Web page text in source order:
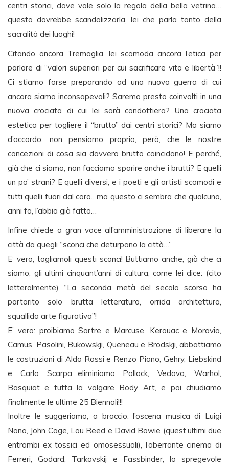
centri storici, dove vale solo la regola della bella vetrina…
questo dovrebbe scandalizzarla, lei che parla tanto della
sacralità dei luoghi!
Citando ancora Tremaglia, lei scomoda ancora l’etica per
parlare di “valori superiori per cui sacrificare vita e libertà”!!
Ci stiamo forse preparando ad una nuova guerra di cui
ancora siamo inconsapevoli? Saremo presto coinvolti in una
nuova crociata di cui lei sarà condottiera? Una crociata
estetica per togliere il “brutto” dai centri storici? Ma siamo
d’accordo: non pensiamo proprio, però, che le nostre
concezioni di cosa sia davvero brutto coincidano! E perché,
già che ci siamo, non facciamo sparire anche i brutti? E quelli
un po’ strani? E quelli diversi, e i poeti e gli artisti scomodi e
tutti quelli fuori dal coro…ma questo ci sembra che qualcuno,
anni fa, l’abbia già fatto…
Infine chiede a gran voce all’amministrazione di liberare la
città da quegli “sconci che deturpano la città…”
E’ vero, togliamoli questi sconci! Buttiamo anche, già che ci
siamo, gli ultimi cinquant’anni di cultura, come lei dice: (cito
letteralmente) “La seconda metà del secolo scorso ha
partorito solo brutta letteratura, orrida architettura,
squallida arte figurativa”!
E’ vero: proibiamo Sartre e Marcuse, Kerouac e Moravia,
Camus, Pasolini, Bukowskji, Queneau e Brodskji, abbattiamo
le costruzioni di Aldo Rossi e Renzo Piano, Gehry, Liebskind
e Carlo Scarpa…eliminiamo Pollock, Vedova, Warhol,
Basquiat e tutta la volgare Body Art, e poi chiudiamo
finalmente le ultime 25 Biennali!!!
Inoltre le suggeriamo, a braccio: l’oscena musica di Luigi
Nono, John Cage, Lou Reed e David Bowie (quest’ultimi due
entrambi ex tossici ed omosessuali), l’aberrante cinema di
Ferreri, Godard, Tarkovskij e Fassbinder, lo spregevole